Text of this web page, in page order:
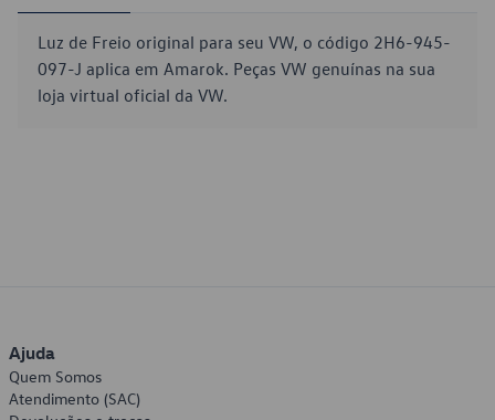
Luz de Freio original para seu VW, o código 2H6-945-
097-J aplica em Amarok. Peças VW genuínas na sua
loja virtual oficial da VW.
Ajuda
Quem Somos
Atendimento (SAC)